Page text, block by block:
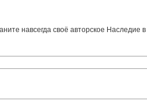
навсегда своё авторское Наследие